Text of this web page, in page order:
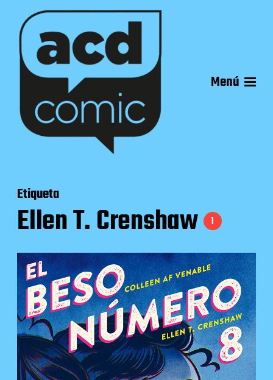
Menú
Etiqueta
Ellen T. Crenshaw 1